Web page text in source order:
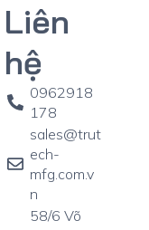
Liên
hệ
0962918
178
sales@trut
ech-
mfg.com.v
n
58/6 Võ